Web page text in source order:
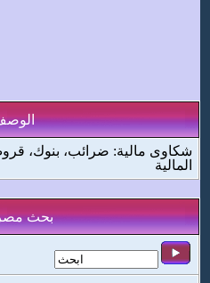
شكاوى مالية: ضرائب، بنوك،
المالية
بحث